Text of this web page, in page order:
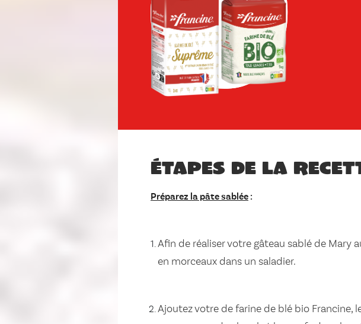
Étapes de la
Préparez la pâte sablée :
Afin de réaliser votre gâteau sablé de Mary
en morceaux dans un saladier.
Ajoutez votre de farine de blé bio Francine,